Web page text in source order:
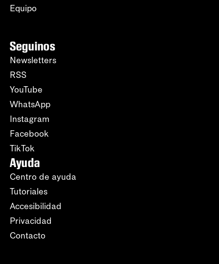
Equipo
Seguinos
Newsletters
RSS
YouTube
WhatsApp
Instagram
Facebook
TikTok
Ayuda
Centro de ayuda
Tutoriales
Accesibilidad
Privacidad
Contacto